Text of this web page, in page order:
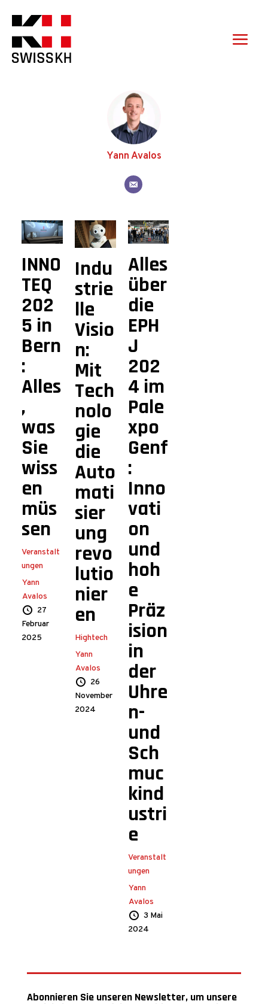
Yann Avalos
INNO
TEQ
202
5 in
Bern
:
Alles
,
was
Sie
wiss
en
müs
sen
Veranstalt
ungen
Yann
Avalos
27
Februar
2025
Indu
strie
lle
Visio
n:
Mit
Tech
nolo
gie
die
Auto
mati
sier
ung
revo
lutio
nier
en
Hightech
Yann
Avalos
26
November
2024
Alles
über
die
EPH
J
202
4 im
Pale
xpo
Genf
:
Inno
vati
on
und
hoh
e
Präz
ision
in
der
Uhre
n-
und
Sch
muc
kind
ustri
e
Veranstalt
ungen
Yann
Avalos
3 Mai
2024
Abonnieren Sie unseren Newsletter, um unsere